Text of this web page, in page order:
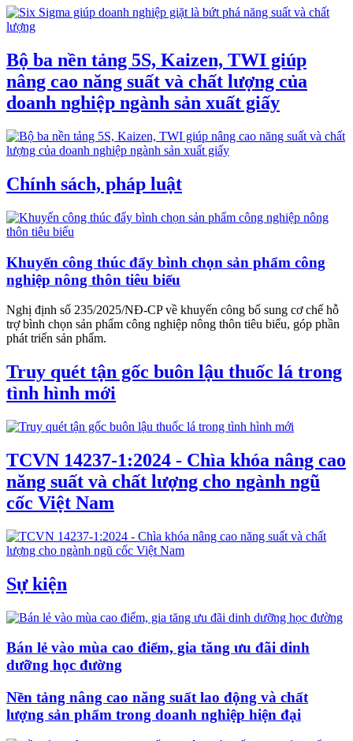
Bộ ba nền tảng 5S, Kaizen, TWI giúp
nâng cao năng suất và chất lượng của
doanh nghiệp ngành sản xuất giấy
Chính sách, pháp luật
Khuyến công thúc đẩy bình chọn sản phẩm công
nghiệp nông thôn tiêu biểu
Nghị định số 235/2025/NĐ-CP về khuyến công bổ sung cơ chế hỗ
trợ bình chọn sản phẩm công nghiệp nông thôn tiêu biểu, góp phần
phát triển sản phẩm.
Truy quét tận gốc buôn lậu thuốc lá trong
tình hình mới
TCVN 14237-1:2024 - Chìa khóa nâng cao
năng suất và chất lượng cho ngành ngũ
cốc Việt Nam
Sự kiện
Bán lẻ vào mùa cao điểm, gia tăng ưu đãi dinh
dưỡng học đường
Nền tảng nâng cao năng suất lao động và chất
lượng sản phẩm trong doanh nghiệp hiện đại